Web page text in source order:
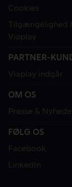
Cookies
Tilgængelighed
Viaplay
PARTNER-
Viaplay indgår
OM OS
Presse &
FØLG OS
Facebook
LinkedIn